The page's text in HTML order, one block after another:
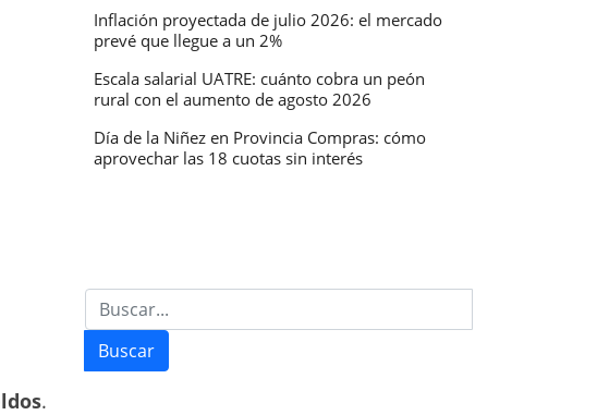
.
Inflación proyectada de julio 2026: el mercado
prevé que llegue a un 2%
Escala salarial UATRE: cuánto cobra un peón
rural con el aumento de agosto 2026
Día de la Niñez en Provincia Compras: cómo
aprovechar las 18 cuotas sin interés
Buscar